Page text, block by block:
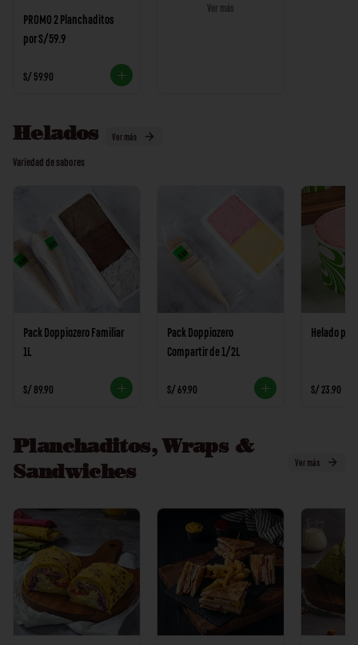
PROMO 2 Planchaditos
por S/59.9
S/ 59.90
Ver más
Helados Ver más
Variedad de sabores
Pack Doppiozero Familiar
1L
S/ 89.90
Pack Doppiozero
Compartir de 1/2L
S/ 69.90
Helado
S/ 23.90
Planchaditos, Wraps &
Sandwiches
Ver más